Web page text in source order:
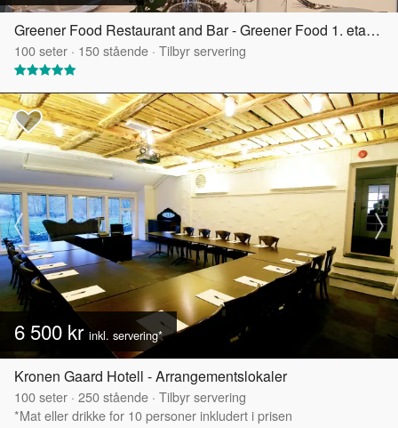
Greener Food Restaurant and Bar - Greener Food 1. etasje
100seter · 150stående · Tilbyr servering
6 500 kr inkl. servering*
Kronen Gaard Hotell - Arrangementslokaler
100seter · 250stående · Tilbyr servering
*Mat eller drikke for 10 personer inkludert i prisen